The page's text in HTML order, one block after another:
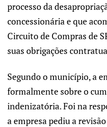
processo da
concessionária e que
Circuito de Compras de
suas obrigações
Segundo o município, a
formalmente sobre o
indenizatória. Foi na
a empresa pediu a